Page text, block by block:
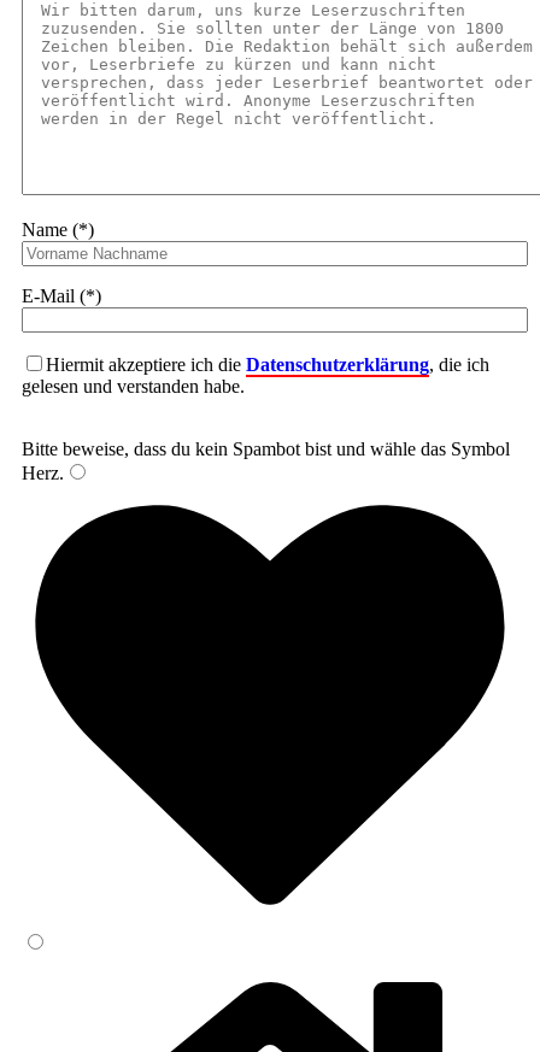
Name (*)
E-Mail (*)
Hiermit akzeptiere ich die Datenschutzerklärung, die ich
gelesen und verstanden habe.
Bitte beweise, dass du kein Spambot bist und wähle das Symbol
Herz.